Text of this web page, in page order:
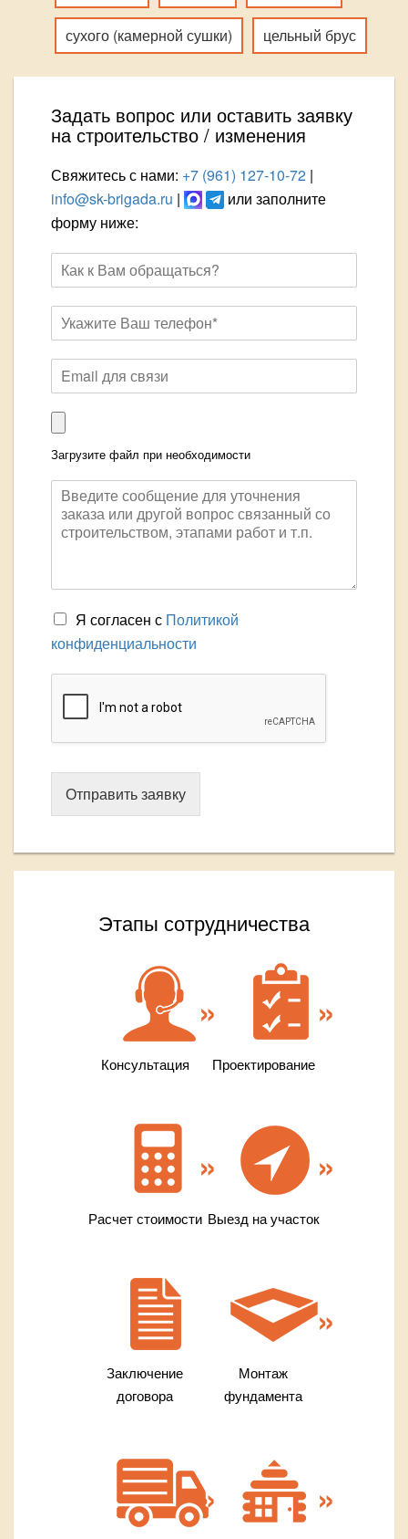
сухого (камерной сушки) цельный брус
Задать вопрос или оставить заявку
на строительство / изменения
Свяжитесь с нами: +7 (961) 127-10-72 |
info@sk-brigada.ru |
или заполните
форму ниже:
Загрузите файл при необходимости
Я согласен с Политикой
конфиденциальности
Отправить заявку
Этапы сотрудничества
Консультация Проектирование
Расчет стоимости Выезд на участок
Заключение
договора
Монтаж
фундамента